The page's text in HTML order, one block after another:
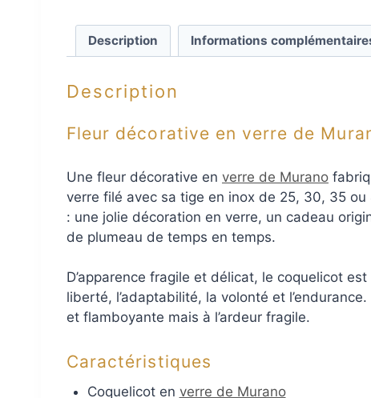
Description Informations
Description
Fleur décorative en verre de
Une fleur décorative en verre de Murano
verre filé avec sa tige en inox de 25, 30, 35
: une jolie décoration en verre, un cadeau
de plumeau de temps en temps.
D’apparence fragile et délicat, le coquelicot
liberté, l’adaptabilité, la volonté et
et flamboyante mais à l’ardeur fragile.
Caractéristiques
Coquelicot en verre de Murano